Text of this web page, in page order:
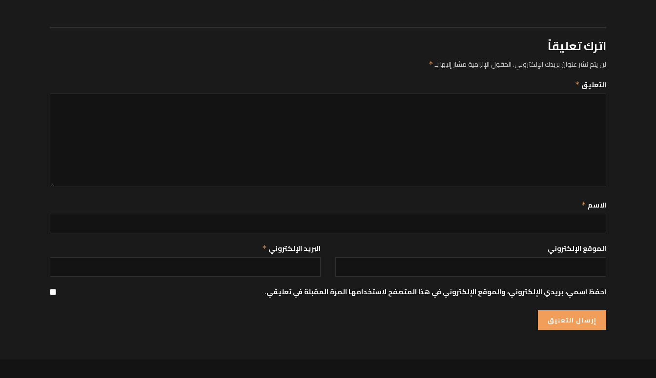
اترك تعليقاً
لن يتم نشر عنوان بريدك الإلكتروني.الحقول الإلزامية مشار إليها بـ*
التعليق *
الاسم *
البريد الإلكتروني * الموقع الإلكتروني
احفظ اسمي، بريدي الإلكتروني، والموقع الإلكتروني في هذا المتصفح لاستخدامها المرة المقبلة في تعليقي.